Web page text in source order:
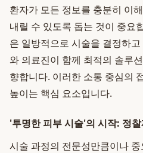
환자가 모든 정보를 충분히 이
내릴 수 있도록 돕는 것이 중요
은 일방적으로 시술을 결정하
와 의료진이 함께 최적의 솔루
향합니다. 이러한 소통 중심의
높이는 핵심 요소입니다.
'투명한 피부 시술'의 시작: 정
시술 과정의 전문성만큼이나